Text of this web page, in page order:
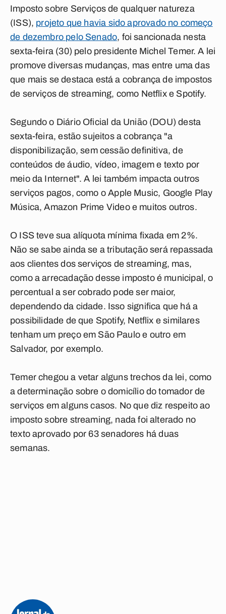
Imposto sobre Serviços de qualquer natureza
(ISS), projeto que havia sido aprovado no começo
de dezembro pelo Senado, foi sancionada nesta
sexta-feira (30) pelo presidente Michel Temer. A lei
promove diversas mudanças, mas entre uma das
que mais se destaca está a cobrança de impostos
de serviços de streaming, como Netflixe Spotify.
Segundo o Diário Oficial da União (DOU) desta
sexta-feira, estão sujeitos a cobrança "a
disponibilização, sem cessão definitiva, de
conteúdos deáudio, vídeo, imagem e texto por
meio da Internet". A lei também impacta outros
serviços pagos, como oApple Music, Google Play
Música,Amazon Prime Videoe muitos outros.
O ISS teve sua alíquota mínima fixada em 2%.
Não se sabe ainda se a tributação será repassada
aos clientes dos serviços destreaming, mas,
como a arrecadação desse imposto é municipal, o
percentual a ser cobrado pode ser maior,
dependendo da cidade. Isso significa que há a
possibilidade de que Spotify, Netflix e similares
tenham um preço em São Paulo e outro em
Salvador, por exemplo.
Temer chegou a vetar alguns trechos da lei, como
a determinação sobre o domicílio do tomador de
serviços em alguns casos. No que diz respeito ao
imposto sobre streaming, nada foi alterado no
textoaprovado por63 senadores há duas
semanas.